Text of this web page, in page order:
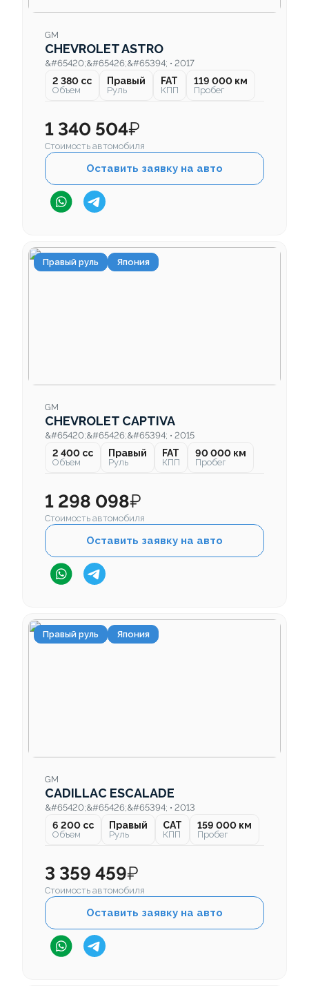
GM
CHEVROLET ASTRO
&#65420;&#65426;&#65394; • 2017
2 380 cc
Объем
Правый
Руль
FAT
КПП
119 000 км
Пробег
1 340 504₽
Стоимость автомобиля
Оставить заявку на авто
Правый руль Япония
GM
CHEVROLET CAPTIVA
&#65420;&#65426;&#65394; • 2015
2 400 cc
Объем
Правый
Руль
FAT
КПП
90 000 км
Пробег
1 298 098₽
Стоимость автомобиля
Оставить заявку на авто
Правый руль Япония
GM
CADILLAC ESCALADE
&#65420;&#65426;&#65394; • 2013
6 200 cc
Объем
Правый
Руль
CAT
КПП
159 000 км
Пробег
3 359 459₽
Стоимость автомобиля
Оставить заявку на авто